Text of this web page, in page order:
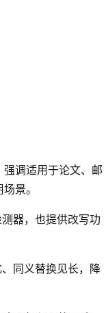
强调适用于论文、邮
景。
器，也提供改写功
同义替换见长，降